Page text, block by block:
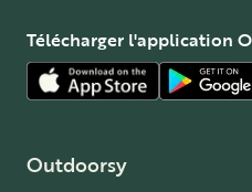
Télécharger l'application
Outdoorsy